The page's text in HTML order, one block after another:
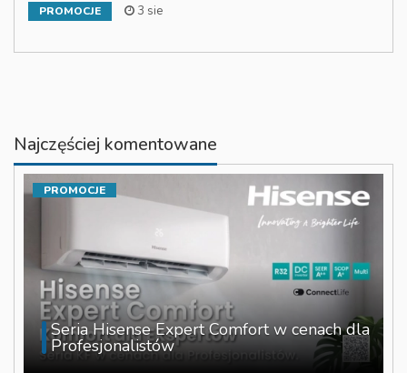
PROMOCJE 3 sie
Najczęściej komentowane
Seria Hisense Expert Comfort w cenach dla
Profesjonalistów
PROMOCJE